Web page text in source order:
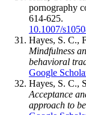
pornography
614-625.
10.1007/
Hayes, S. C.,
Mindfulness
behavioral
Google
Hayes, S. C.,
Acceptance
approach to